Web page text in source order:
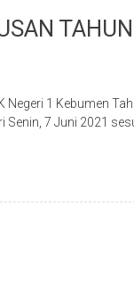
Negeri 1 Kebumen
7 Juni 2021